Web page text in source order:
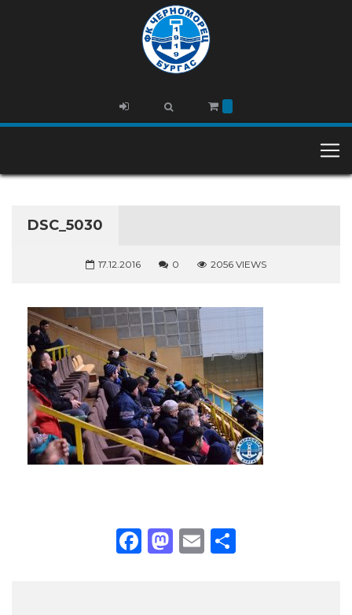
DSC_5030
17.12.2016 0 2056 VIEWS
Facebook
Mastodon
Email